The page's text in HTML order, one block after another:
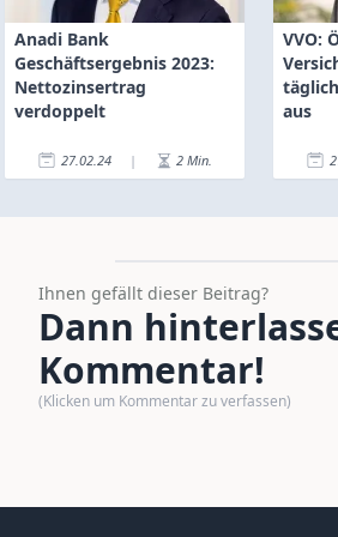
Anadi Bank
Geschäftsergebnis 2023:
Nettozinsertrag
verdoppelt
27.02.24 | 2 Min.
VVO:
aus
Ihnen gefällt dieser Beitrag?
Dann
Kommentar!
(Klicken um Kommentar zu verfassen)